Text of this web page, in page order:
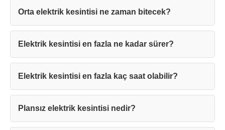
Orta elektrik kesintisi ne zaman bitecek?
Elektrik kesintisi en fazla ne kadar sürer?
Elektrik kesintisi en fazla kaç saat olabilir?
Plansız elektrik kesintisi nedir?
Teşekkürler!